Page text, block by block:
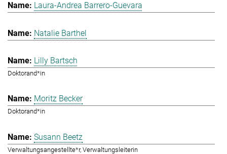
Laura-Andrea Barrero-Guevara
Natalie Barthel
Lilly Bartsch
Doktorand*in
Moritz Becker
Doktorand*in
Susann Beetz
Verwaltungsangestellte*r, Verwaltungsleiterin